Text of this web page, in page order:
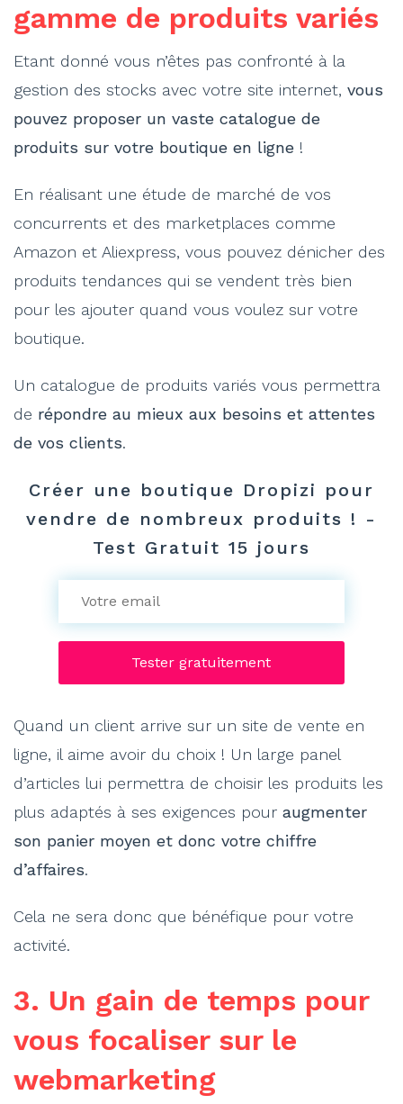
gamme de produits variés
Etant donné vous n’êtes pas confronté à la
gestion des stocks avec votre site internet, vous
pouvez proposer un vaste catalogue de
produits sur votre boutique en ligne !
En réalisant une étude de marché de vos
concurrents et des marketplaces comme
Amazon et Aliexpress, vous pouvez dénicher des
produits tendances qui se vendent très bien
pour les ajouter quand vous voulez sur votre
boutique.
Un catalogue de produits variés vous permettra
de répondre au mieux aux besoins et attentes
de vos clients.
Créer une boutique Dropizi pour
vendre de nombreux produits ! -
Test Gratuit 15 jours
Quand un client arrive sur un site de vente en
ligne, il aime avoir du choix ! Un large panel
d’articles lui permettra de choisir les produits les
plus adaptés à ses exigences pour augmenter
son panier moyen et donc votre chiffre
d’affaires.
Cela ne sera donc que bénéfique pour votre
activité.
3. Un gain de temps pour
vous focaliser sur le
webmarketing